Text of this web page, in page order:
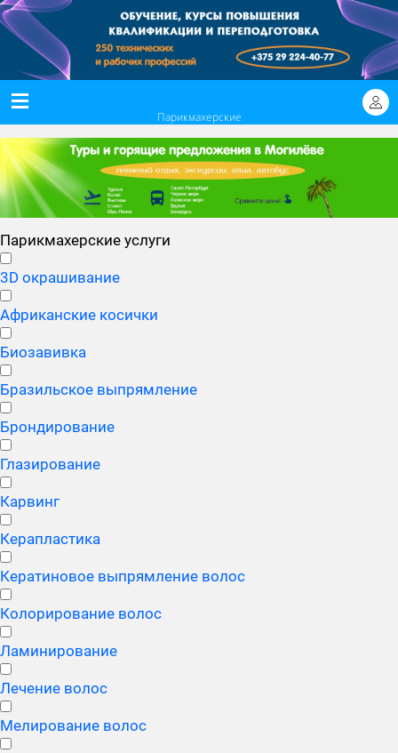
Парикмахерские
Парикмахерские услуги
3D окрашивание
Африканские косички
Биозавивка
Бразильское выпрямление
Брондирование
Глазирование
Карвинг
Керапластика
Кератиновое выпрямление волос
Колорирование волос
Ламинирование
Лечение волос
Мелирование волос